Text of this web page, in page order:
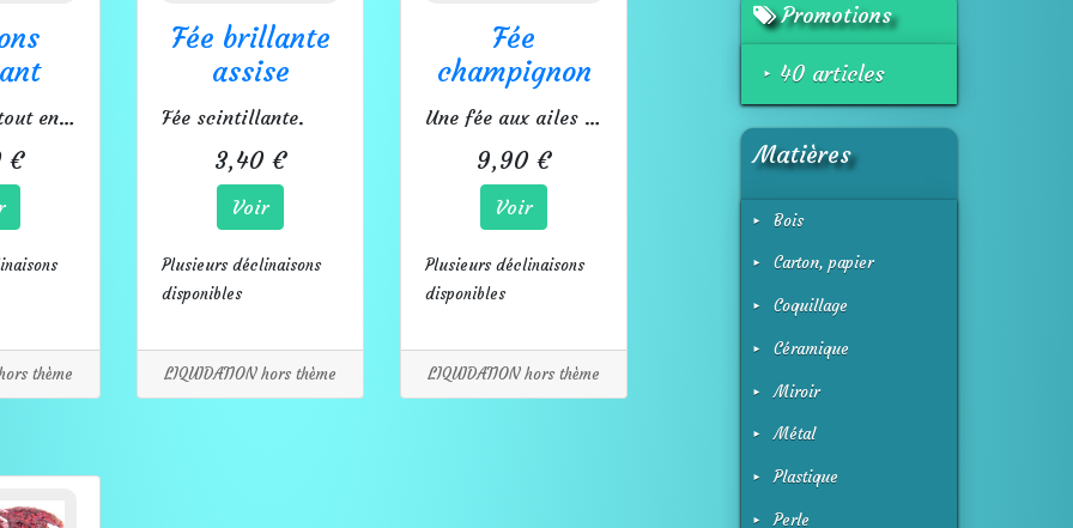
Un dragon tout en paillettes.
€
thème
Fée brillante
assise
Fée scintillante.
3,40 €
Voir
Plusieurs déclinaisons
disponibles
LIQUIDATION hors thème
Fée
champignon
Une fée aux ailes pailletées.
9,90 €
Voir
Plusieurs déclinaisons
disponibles
LIQUIDATION hors thème
Promotions
40 articles
Matières
Bois
Carton, papier
Coquillage
Céramique
Miroir
Métal
Plastique
Perle